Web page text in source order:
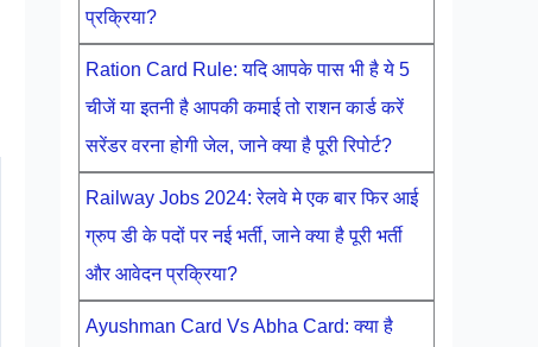
प्रक्रिया?
Ration Card Rule: यदि आपके पास भी है ये 5
चीजें या इतनी है आपकी कमाई तो राशन कार्ड करें
सरेंडर वरना होगी जेल, जाने क्या है पूरी रिपोर्ट?
Railway Jobs 2024: रेलवे मे एक बार फिर आई
ग्रुप डी के पदों पर नई भर्ती, जाने क्या है पूरी भर्ती
और आवेदन प्रक्रिया?
Ayushman Card Vs Abha Card: क्या है